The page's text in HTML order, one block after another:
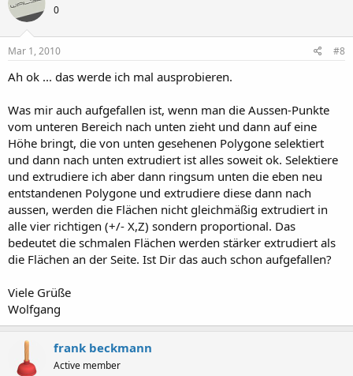
0
Mar 1, 2010 #8
Ah ok ... das werde ich mal ausprobieren.
Was mir auch aufgefallen ist, wenn man die Aussen-Punkte
vom unteren Bereich nach unten zieht und dann auf eine
Höhe bringt, die von unten gesehenen Polygone selektiert
und dann nach unten extrudiert ist alles soweit ok. Selektiere
und extrudiere ich aber dann ringsum unten die eben neu
entstandenen Polygone und extrudiere diese dann nach
aussen, werden die Flächen nicht gleichmäßig extrudiert in
alle vier richtigen (+/- X,Z) sondern proportional. Das
bedeutet die schmalen Flächen werden stärker extrudiert als
die Flächen an der Seite. Ist Dir das auch schon aufgefallen?
Viele Grüße
Wolfgang
frank beckmann
Active member